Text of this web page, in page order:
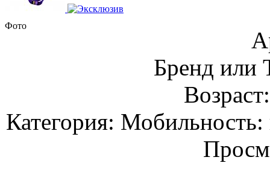
Фото
Бренд
Категория: Мобильность: